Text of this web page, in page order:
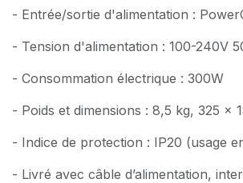
- Entrée/sortie d'alimentation :
- Tension d'alimentation : 100-240V
- Consommation électrique : 300W
- Poids et dimensions : 8,5 kg, 325 x
- Indice de protection : IP20 (usage
- Livré avec câble d’alimentation,